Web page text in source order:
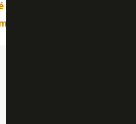
outro interessado e já teria
segundo o